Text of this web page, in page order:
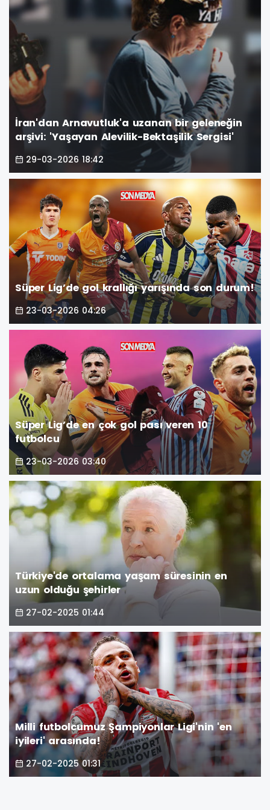
İran'dan Arnavutluk'a uzanan bir geleneğin
arşivi: 'Yaşayan Alevilik-Bektaşilik Sergisi'
29-03-2026 18:42
Süper Lig’de gol krallığı yarışında son durum!
23-03-2026 04:26
Süper Lig’de en çok gol pası veren 10
futbolcu
23-03-2026 03:40
Türkiye'de ortalama yaşam süresinin en
uzun olduğu şehirler
27-02-2025 01:44
Milli futbolcumuz Şampiyonlar Ligi'nin 'en
iyileri' arasında!
27-02-2025 01:31